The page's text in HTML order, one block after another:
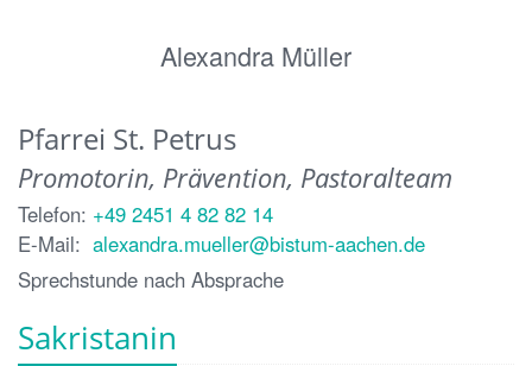
Alexandra Müller
Pfarrei St. Petrus
Promotorin, Prävention, Pastoralteam
Telefon: +49 2451 4 82 82 14
E-Mail: alexandra.mueller@bistum-aachen.de
Sprechstunde nach Absprache
Sakristanin